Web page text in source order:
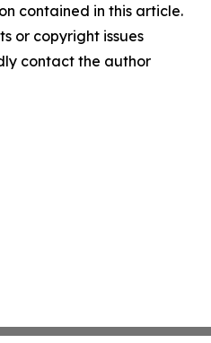
contained in this article.
or copyright issues
contact the author